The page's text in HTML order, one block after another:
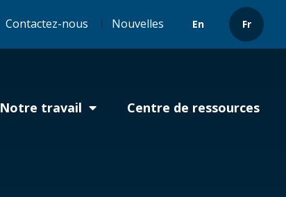
Header
menu
Contactez-nous Nouvelles En Fr
Notre travail Centre de ressources